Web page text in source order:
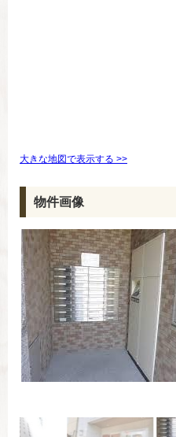
大きな地図で表示する >>
物件画像